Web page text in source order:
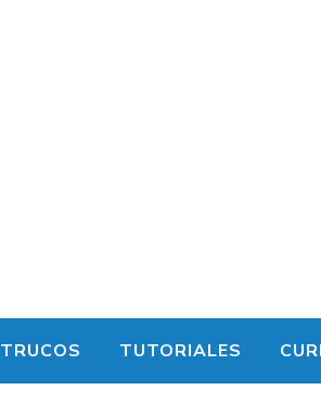
TRUCOS TUTORIALES